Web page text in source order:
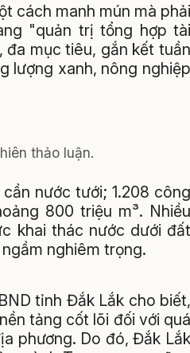
cách manh mún mà phải
"quản trị tổng hợp tài
mục tiêu, gắn kết tuần
lượng xanh, nông nghiệp
thảo luận.
nước tưới; 1.208 công
800 triệu m³. Nhiều
khai thác nước dưới đất
nghiêm trọng.
tỉnh Đắk Lắk cho biết,
tảng cốt lõi đối với quá
phương. Do đó, Đắk Lắk